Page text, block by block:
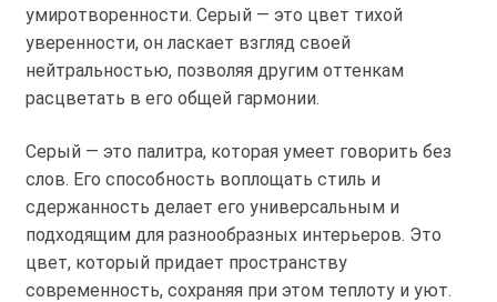
умиротворенности. Серый — это цвет тихой
уверенности, он ласкает взгляд своей
нейтральностью, позволяя другим оттенкам
расцветать в его общей гармонии.
Серый — это палитра, которая умеет говорить без
слов. Его способность воплощать стиль и
сдержанность делает его универсальным и
подходящим для разнообразных интерьеров. Это
цвет, который придает пространству
современность, сохраняя при этом теплоту и уют.